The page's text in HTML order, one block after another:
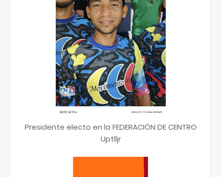
Presidente electo en la FEDERACIÓN DE CENTRO
Uptlljr